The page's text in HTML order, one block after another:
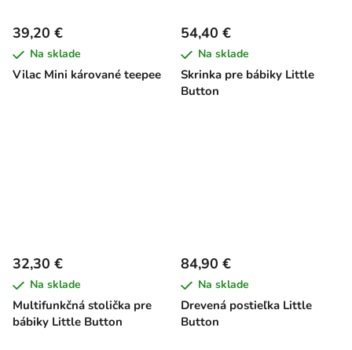
Vilac Mini kárované teepee
39,20 €
Na sklade
Skrinka pre bábiky Little
Button
54,40 €
Na sklade
Multifunkčná stolička pre
bábiky Little Button
32,30 €
Na sklade
Drevená postieľka Little
Button
84,90 €
Na sklade